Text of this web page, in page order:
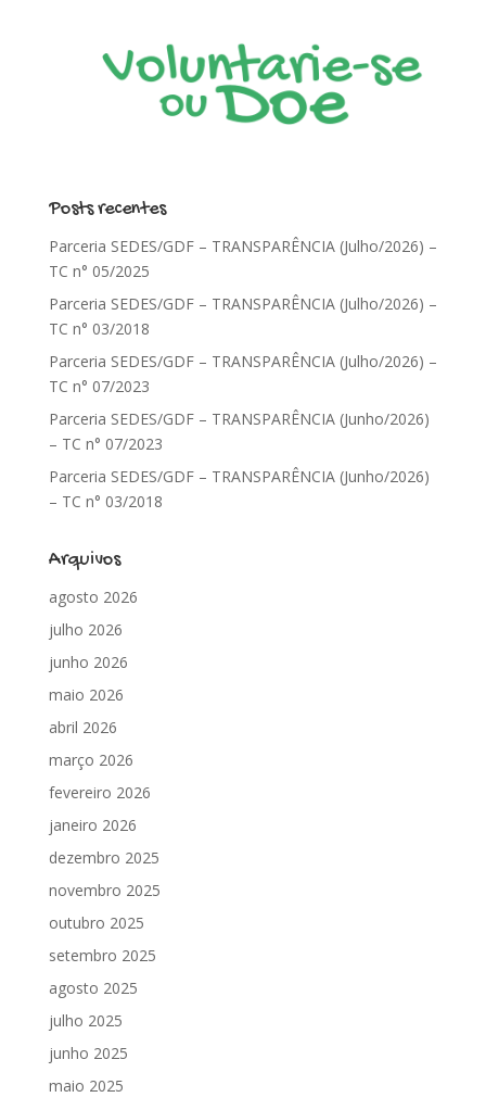
Posts recentes
Parceria SEDES/GDF – TRANSPARÊNCIA (Julho/2026) –
TC n° 05/2025
Parceria SEDES/GDF – TRANSPARÊNCIA (Julho/2026) –
TC n° 03/2018
Parceria SEDES/GDF – TRANSPARÊNCIA (Julho/2026) –
TC n° 07/2023
Parceria SEDES/GDF – TRANSPARÊNCIA (Junho/2026)
– TC n° 07/2023
Parceria SEDES/GDF – TRANSPARÊNCIA (Junho/2026)
– TC n° 03/2018
Arquivos
agosto 2026
julho 2026
junho 2026
maio 2026
abril 2026
março 2026
fevereiro 2026
janeiro 2026
dezembro 2025
novembro 2025
outubro 2025
setembro 2025
agosto 2025
julho 2025
junho 2025
maio 2025